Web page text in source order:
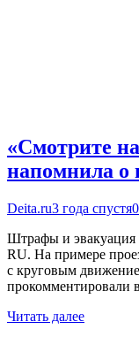
«Смотрите
напомнила
Deita.ru3 года спустя0
Штрафы и эвакуация
RU. На примере
с круговым
Читать далее